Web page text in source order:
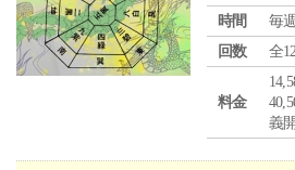
時間
毎
回数
全
料金
義